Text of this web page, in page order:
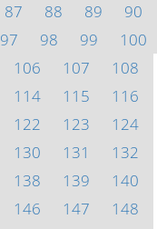
87 88 89
90
97 98 99
100
106 107
108
114 115
116
122 123
124
130 131
132
138 139
140
146 147
148